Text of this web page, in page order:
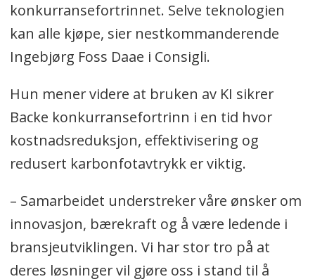
konkurransefortrinnet. Selve teknologien
kan alle kjøpe, sier nestkommanderende
Ingebjørg Foss Daae i Consigli.
Hun mener videre at bruken av KI sikrer
Backe konkurransefortrinn i en tid hvor
kostnadsreduksjon, effektivisering og
redusert karbonfotavtrykk er viktig.
– Samarbeidet understreker våre ønsker om
innovasjon, bærekraft og å være ledende i
bransjeutviklingen. Vi har stor tro på at
deres løsninger vil gjøre oss i stand til å